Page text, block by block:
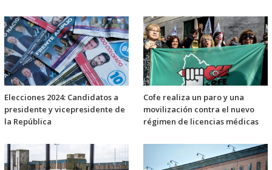
Elecciones 2024: Candidatos a
presidente y vicepresidente de
la República
Cofe realiza un paro y una
movilización contra el nuevo
régimen de licencias médicas